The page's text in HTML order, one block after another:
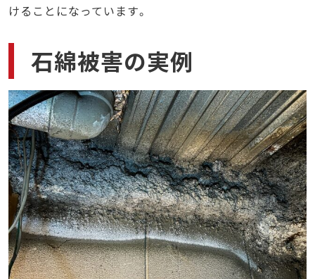
けることになっています。
石綿被害の実例